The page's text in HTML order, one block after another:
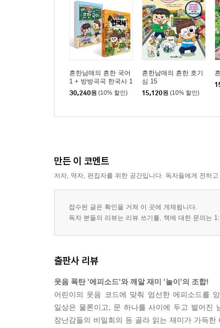
흔한남매의 흔한 국어
1 + 방방곡곡 한국사 1
세트
30,240원 (10% 할인)
흔한남매의 흔한 호기
심 15
15,120원 (10% 할인)
만든 이 코멘트
저자, 역자, 편집자를 위한 공간입니다. 독자들에게 전하
접수된 글은 확인을 거쳐 이 곳에 게재됩니다.
독자 분들의 리뷰는 리뷰 쓰기를, 책에 대한 문의는
출판사 리뷰
웃음 폭탄 '에피소드'와 깨알 재미 '놀이'의 조합!
어린이의 웃음 코드에 맞춰 엄선한 에피소드를
일상은 물론이고, 문 하나를 사이에 두고 벌어
장난감들의 비밀회의 등 골라 읽는 재미가 가득